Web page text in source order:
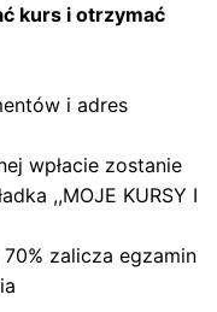
kurs i otrzymać
i adres
wpłacie zostanie
,,MOJE KURSY I
zalicza egzamin